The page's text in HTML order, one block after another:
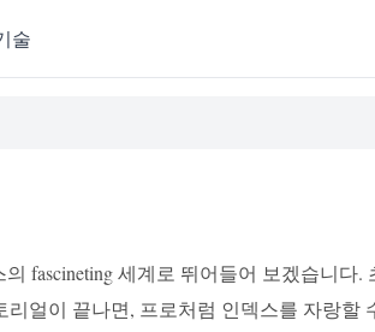
술
fascineting 세계로 뛰어들어 보겠습니다.
얼이 끝나면, 프로처럼 인덱스를 자랑할